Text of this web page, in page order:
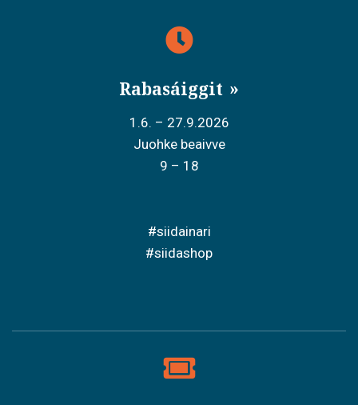
Rabasáiggit
1.6. – 27.9.2026
Juohke beaivve
9 – 18
#siidainari
#siidashop